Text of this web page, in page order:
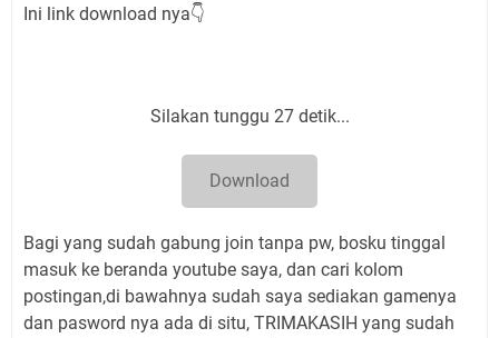
Ini link download nya👇
Silakan tunggu 26 detik...
Download
Bagi yang sudah gabung join tanpa pw, bosku tinggal
masuk ke beranda youtube saya, dan cari kolom
postingan,di bawahnya sudah saya sediakan gamenya
dan pasword nya ada di situ, TRIMAKASIH yang sudah